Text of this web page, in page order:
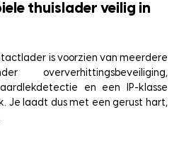
thuislader veilig in
is voorzien van meerdere
oververhittingsbeveiliging,
aardlekdetectie en een IP-klasse
Je laadt dus met een gerust hart,